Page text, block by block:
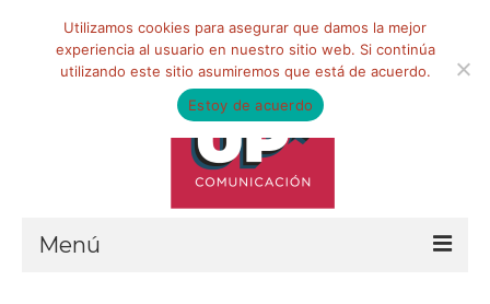
Menú
Utilizamos cookies para asegurar que damos la mejor
experiencia al usuario en nuestro sitio web. Si continúa
utilizando este sitio asumiremos que está de acuerdo.
Estoy de acuerdo